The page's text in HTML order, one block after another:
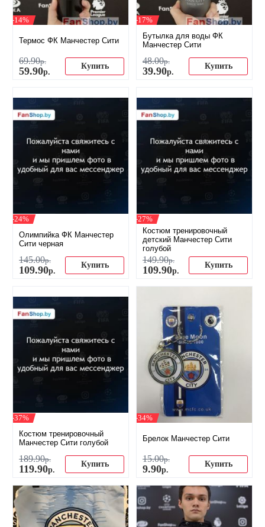
-14%
Термос ФК Манчестер Сити
69.90р.
59.90р.
Купить
-17%
Бутылка для воды ФК
Манчестер Сити
48.00р.
39.90р.
Купить
-24%
Олимпийка ФК Манчестер
Сити черная
145.00р.
109.90р.
Купить
-27%
Костюм тренировочный
детский Манчестер Сити
голубой
149.90р.
109.90р.
Купить
-37%
Костюм тренировочный
Манчестер Сити голубой
189.90р.
119.90р.
Купить
-34%
Брелок Манчестер Сити
15.00р.
9.90р.
Купить